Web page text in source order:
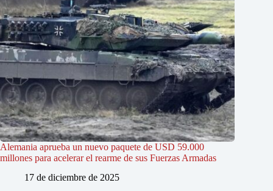
Alemania aprueba un nuevo paquete de USD 59.000
millones para acelerar el rearme de sus Fuerzas Armadas
17 de diciembre de 2025